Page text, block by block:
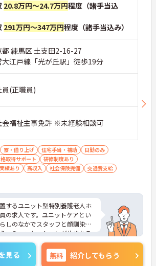
20.8万円～24.7万円程度（諸手当込
291万円～347万円程度（諸手当込み）
都 練馬区 土支田2-16-27
大江戸線「光が丘駅」徒歩19分
員(正職員)
福祉主事免許 ※未経験相談可
寮・借り上げ 住宅手当・補助
日勤のみ
取得サポート
研修制度あり
績あり
高収入 社会保険完備
交通費支給
するユニット型特別養護老人ホ
の求人です。ユニットケアとい
しのなかでスタッフと顔馴染み
コミュニケーションが生まれる
は面接対策ポイントや求人の詳
ますのでお気軽にお問い合わせ
見る 無料 紹介してもらう